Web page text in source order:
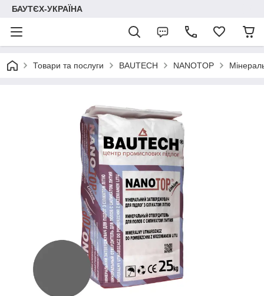
БАУТЄХ-УКРАЇНА
Товари та послуги BAUTECH NANOTOP